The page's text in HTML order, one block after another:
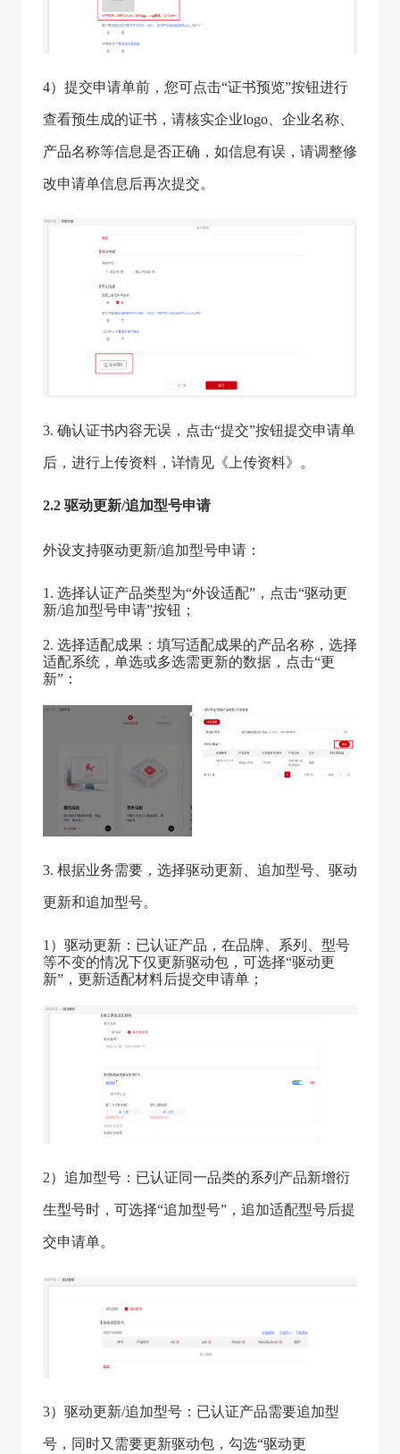
4）提交申请单前，您可点击“证书预览”按钮进行
查看预生成的证书，请核实企业logo、企业名称、
产品名称等信息是否正确，如信息有误，请调整修
改申请单信息后再次提交。
3. 确认证书内容无误，点击“提交”按钮提交申请单
后，进行上传资料，详情见《上传资料》。
2.2 驱动更新/追加型号申请
外设支持驱动更新/追加型号申请：
1. 选择认证产品类型为“外设适配”，点击“驱动更
新/追加型号申请”按钮；
2. 选择适配成果：填写适配成果的产品名称，选择
适配系统，单选或多选需更新的数据，点击“更
新”：
3. 根据业务需要，选择驱动更新、追加型号、驱动
更新和追加型号。
1）驱动更新：已认证产品，在品牌、系列、型号
等不变的情况下仅更新驱动包，可选择“驱动更
新”，更新适配材料后提交申请单；
2）追加型号：已认证同一品类的系列产品新增衍
生型号时，可选择“追加型号”，追加适配型号后提
交申请单。
3）驱动更新/追加型号：已认证产品需要追加型
号，同时又需要更新驱动包，勾选“驱动更